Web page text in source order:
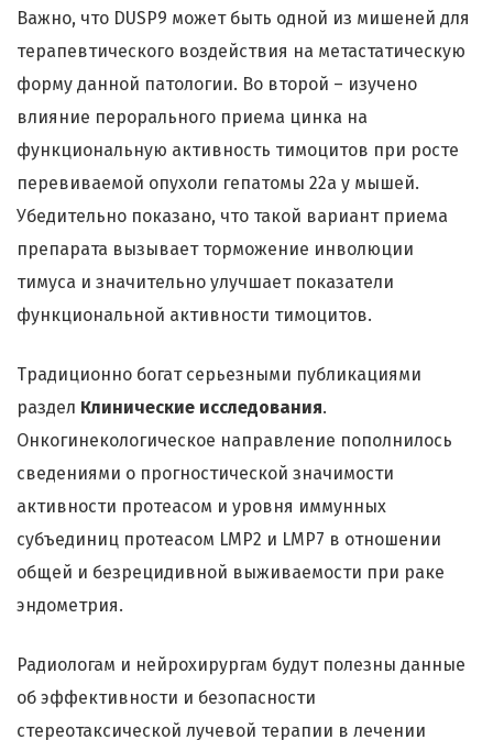
Важно, что DUSP9 может быть одной из мишеней для
терапевтического воздействия на метастатическую
форму данной патологии. Во второй – изучено
влияние перорального приема цинка на
функциональную активность тимоцитов при росте
перевиваемой опухоли гепатомы 22а у мышей.
Убедительно показано, что такой вариант приема
препарата вызывает торможение инволюции
тимуса и значительно улучшает показатели
функциональной активности тимоцитов.
Традиционно богат серьезными публикациями
раздел Клинические исследования.
Онкогинекологическое направление пополнилось
сведениями о прогностической значимости
активности протеасом и уровня иммунных
субъединиц протеасом LMP2 и LMP7 в отношении
общей и безрецидивной выживаемости при раке
эндометрия.
Радиологам и нейрохирургам будут полезны данные
об эффективности и безопасности
стереотаксической лучевой терапии в лечении